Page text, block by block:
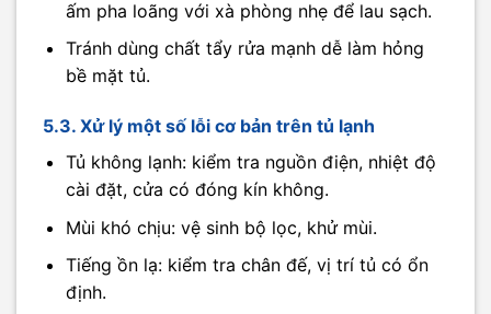
ấm pha loãng với xà phòng nhẹ để lau sạch.
Tránh dùng chất tẩy rửa mạnh dễ làm hỏng
bề mặt tủ.
5.3. Xử lý một số lỗi cơ bản trên tủ lạnh
Tủ không lạnh: kiểm tra nguồn điện, nhiệt độ
cài đặt, cửa có đóng kín không.
Mùi khó chịu: vệ sinh bộ lọc, khử mùi.
Tiếng ồn lạ: kiểm tra chân đế, vị trí tủ có ổn
định.